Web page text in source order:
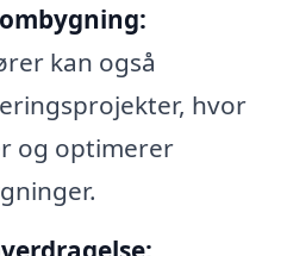
kan også
hvor
og optimerer